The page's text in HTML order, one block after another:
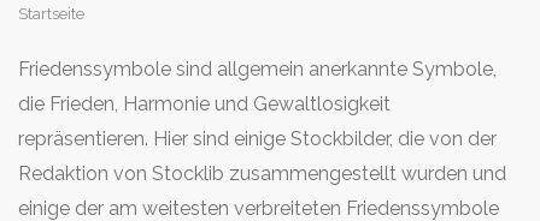
Sie
hier:
Startseite
Friedenssymbole sind allgemein anerkannte Symbole,
die Frieden, Harmonie und Gewaltlosigkeit
repräsentieren. Hier sind einige Stockbilder, die von der
Redaktion von Stocklib zusammengestellt wurden und
einige der am weitesten verbreiteten Friedenssymbole